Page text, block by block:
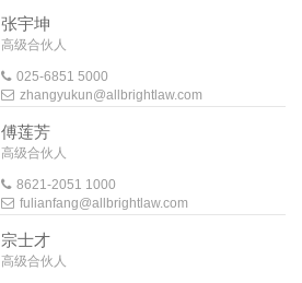
张宇坤
高级合伙人
025-6851 5000
zhangyukun@allbrightlaw.com
傅莲芳
高级合伙人
8621-2051 1000
fulianfang@allbrightlaw.com
宗士才
高级合伙人